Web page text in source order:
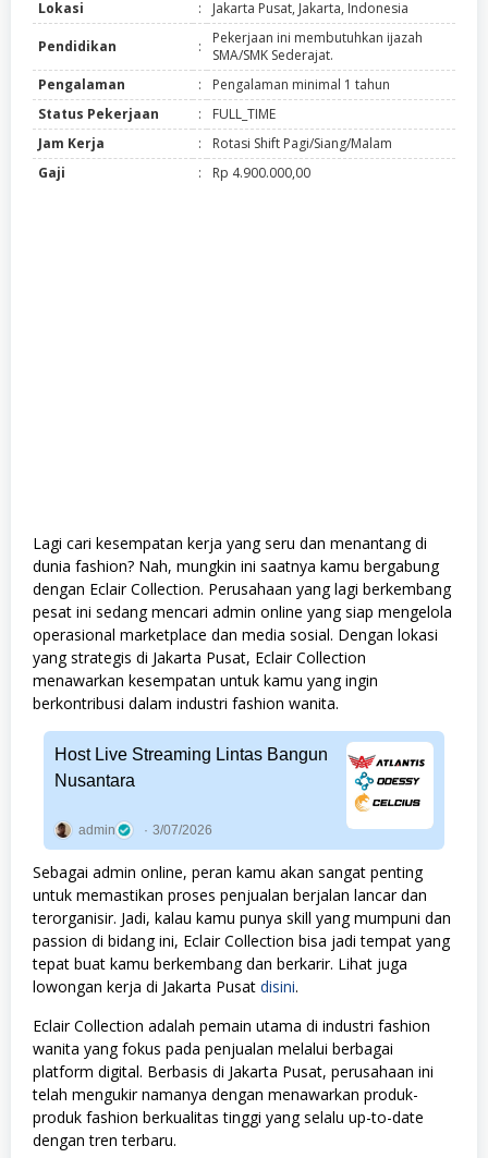
Lokasi
: Jakarta Pusat, Jakarta, Indonesia
Pendidikan :
Pekerjaan ini membutuhkan ijazah
SMA/SMK Sederajat.
Pengalaman
:
Pengalaman minimal 1 tahun
Status Pekerjaan
:
FULL_TIME
Jam Kerja
:
Rotasi Shift Pagi/Siang/Malam
Gaji
: Rp 4.900.000,00
Lagi cari kesempatan kerja yang seru dan menantang di
dunia fashion? Nah, mungkin ini saatnya kamu bergabung
dengan Eclair Collection. Perusahaan yang lagi berkembang
pesat ini sedang mencari admin online yang siap mengelola
operasional marketplace dan media sosial. Dengan lokasi
yang strategis di Jakarta Pusat, Eclair Collection
menawarkan kesempatan untuk kamu yang ingin
berkontribusi dalam industri fashion wanita.
Host Live Streaming Lintas Bangun
Nusantara
admin 3/07/2026
Sebagai admin online, peran kamu akan sangat penting
untuk memastikan proses penjualan berjalan lancar dan
terorganisir. Jadi, kalau kamu punya skill yang mumpuni dan
passion di bidang ini, Eclair Collection bisa jadi tempat yang
tepat buat kamu berkembang dan berkarir. Lihat juga
lowongan kerja di Jakarta Pusat disini.
Eclair Collection adalah pemain utama di industri fashion
wanita yang fokus pada penjualan melalui berbagai
platform digital. Berbasis di Jakarta Pusat, perusahaan ini
telah mengukir namanya dengan menawarkan produk-
produk fashion berkualitas tinggi yang selalu up-to-date
dengan tren terbaru.